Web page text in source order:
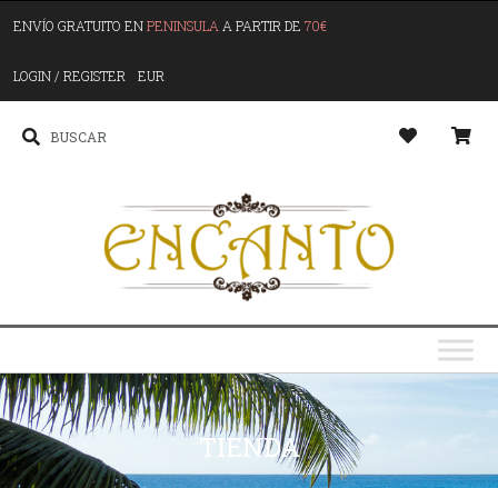
ENVÍO GRATUITO ENPENINSULA A PARTIR DE 70€
LOGIN / REGISTER EUR
TIENDA